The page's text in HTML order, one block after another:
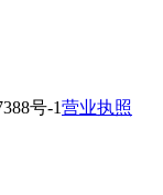
号-1营业执照